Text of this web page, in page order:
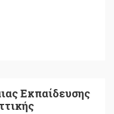
Εκπαίδευσης